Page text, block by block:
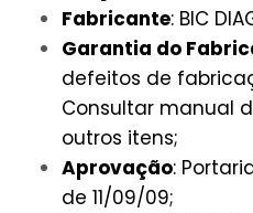
Fabricante: BIC
Garantia do
defeitos de
Consultar manual
outros itens;
Aprovação:
de 11/09/09;